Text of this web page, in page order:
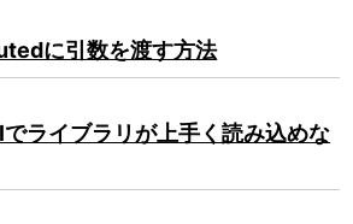
に引数を渡す方法
ライブラリが上手く読み込めな